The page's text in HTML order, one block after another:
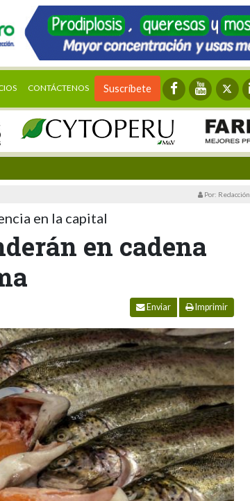
CONTÁCTENOS Suscríbete
Por: Redacción
en la capital
en cadena
Enviar Imprimir